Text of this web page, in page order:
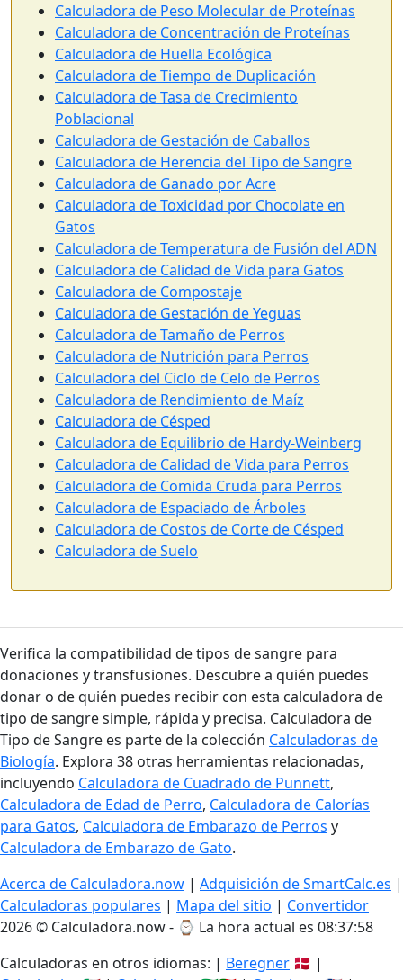
Calculadora de Peso Molecular de Proteínas
Calculadora de Concentración de Proteínas
Calculadora de Huella Ecológica
Calculadora de Tiempo de Duplicación
Calculadora de Tasa de Crecimiento
Poblacional
Calculadora de Gestación de Caballos
Calculadora de Herencia del Tipo de Sangre
Calculadora de Ganado por Acre
Calculadora de Toxicidad por Chocolate en
Gatos
Calculadora de Temperatura de Fusión del ADN
Calculadora de Calidad de Vida para Gatos
Calculadora de Compostaje
Calculadora de Gestación de Yeguas
Calculadora de Tamaño de Perros
Calculadora de Nutrición para Perros
Calculadora del Ciclo de Celo de Perros
Calculadora de Rendimiento de Maíz
Calculadora de Césped
Calculadora de Equilibrio de Hardy-Weinberg
Calculadora de Calidad de Vida para Perros
Calculadora de Comida Cruda para Perros
Calculadora de Espaciado de Árboles
Calculadora de Costos de Corte de Césped
Calculadora de Suelo
Verifica la compatibilidad de tipos de sangre para
donaciones y transfusiones. Descubre a quién puedes
donar o de quién puedes recibir con esta calculadora de
tipo de sangre simple, rápida y precisa. Calculadora de
Tipo de Sangre es parte de la colección Calculadoras de
Biología. Explora 38 otras herramientas relacionadas,
incluyendo Calculadora de Cuadrado de Punnett,
Calculadora de Edad de Perro, Calculadora de Calorías
para Gatos, Calculadora de Embarazo de Perros y
Calculadora de Embarazo de Gato.
Acerca de Calculadora.now | Adquisición de SmartCalc.es |
Calculadoras populares | Mapa del sitio | Convertidor
2026 © Calculadora.now - ⌚ La hora actual es 08:37:59
Calculadoras en otros idiomas: | Beregner 🇩🇰 |